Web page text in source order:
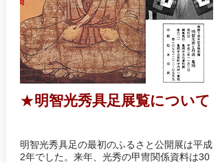
★明智光秀具足展覧について
明智光秀具足の最初のふるさと公開展は平成
2年でした。来年、光秀の甲冑関係資料は30